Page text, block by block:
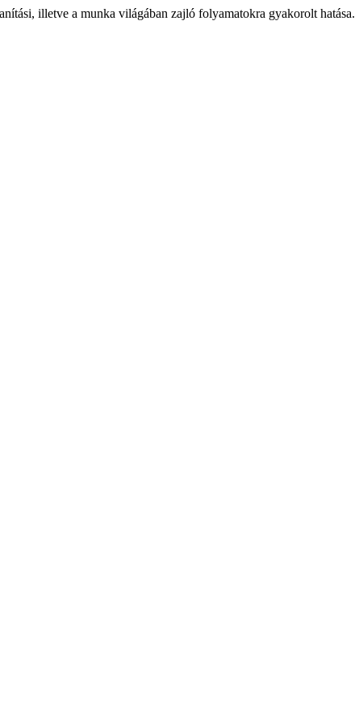
illetve a munka világában zajló folyamatokra gyakorolt hatása.